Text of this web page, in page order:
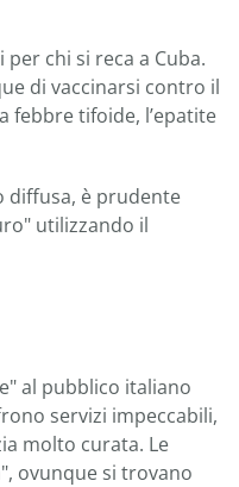
chi si reca a Cuba.
di vaccinarsi contro il
febbre tifoide, l’epatite
diffusa, è prudente
utilizzando il
al pubblico italiano
servizi impeccabili,
molto curata. Le
ovunque si trovano